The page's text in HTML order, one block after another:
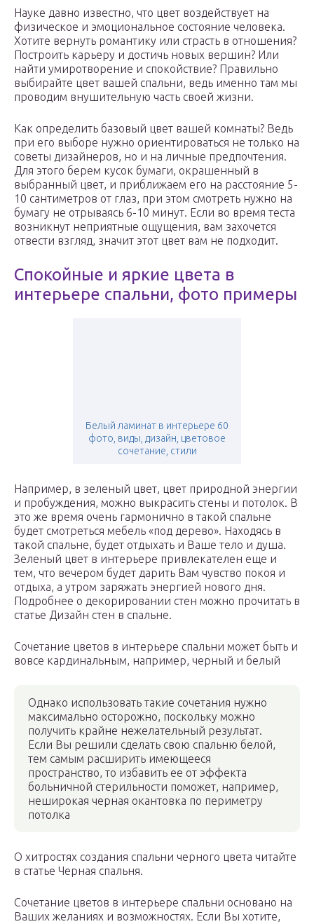
Науке давно известно, что цвет воздействует на
физическое и эмоциональное состояние человека.
Хотите вернуть романтику или страсть в отношения?
Построить карьеру и достичь новых вершин? Или
найти умиротворение и спокойствие? Правильно
выбирайте цвет вашей спальни, ведь именно там мы
проводим внушительную часть своей жизни.
Как определить базовый цвет вашей комнаты? Ведь
при его выборе нужно ориентироваться не только на
советы дизайнеров, но и на личные предпочтения.
Для этого берем кусок бумаги, окрашенный в
выбранный цвет, и приближаем его на расстояние 5-
10 сантиметров от глаз, при этом смотреть нужно на
бумагу не отрываясь 6-10 минут. Если во время теста
возникнут неприятные ощущения, вам захочется
отвести взгляд, значит этот цвет вам не подходит.
Спокойные и яркие цвета в
интерьере спальни, фото примеры
Белый ламинат в интерьере 60
фото, виды, дизайн, цветовое
сочетание, стили
Например, в зеленый цвет, цвет природной энергии
и пробуждения, можно выкрасить стены и потолок. В
это же время очень гармонично в такой спальне
будет смотреться мебель «под дерево». Находясь в
такой спальне, будет отдыхать и Ваше тело и душа.
Зеленый цвет в интерьере привлекателен еще и
тем, что вечером будет дарить Вам чувство покоя и
отдыха, а утром заряжать энергией нового дня.
Подробнее о декорировании стен можно прочитать в
статье Дизайн стен в спальне.
Сочетание цветов в интерьере спальни может быть и
вовсе кардинальным, например, черный и белый
Однако использовать такие сочетания нужно
максимально осторожно, поскольку можно
получить крайне нежелательный результат.
Если Вы решили сделать свою спальню белой,
тем самым расширить имеющееся
пространство, то избавить ее от эффекта
больничной стерильности поможет, например,
неширокая черная окантовка по периметру
потолка
О хитростях создания спальни черного цвета читайте
в статье Черная спальня.
Сочетание цветов в интерьере спальни основано на
Ваших желаниях и возможностях. Если Вы хотите,